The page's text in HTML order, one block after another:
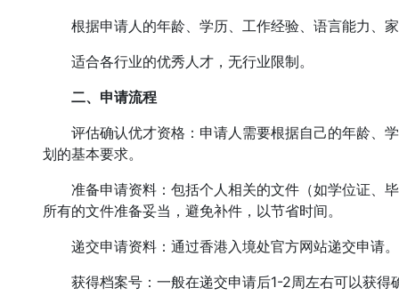
根据申请人的年龄、学历、工作经验、语言能力、
适合各行业的优秀人才，无行业限制。
二、申请流程
评估确认优才资格：申请人需要根据自己的年龄、
划的基本要求。
准备申请资料：包括个人相关的文件（如学位证、
所有的文件准备妥当，避免补件，以节省时间。
递交申请资料：通过香港入境处官方网站递交申请。
获得档案号：一般在递交申请后1-2周左右可以获得